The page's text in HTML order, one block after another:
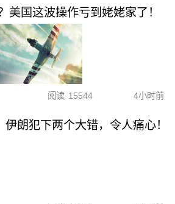
美国这波操作亏到姥姥家了！
阅读 15544 4小时前
朗犯下两个大错，令人痛心！